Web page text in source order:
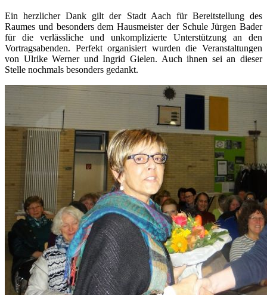
Ein herzlicher Dank gilt der Stadt Aach für Bereitstellung des
Raumes und besonders dem Hausmeister der Schule Jürgen Bader
für die verlässliche und unkomplizierte Unterstützung an den
Vortragsabenden. Perfekt organisiert wurden die Veranstaltungen
von Ulrike Werner und Ingrid Gielen. Auch ihnen sei an dieser
Stelle nochmals besonders gedankt.